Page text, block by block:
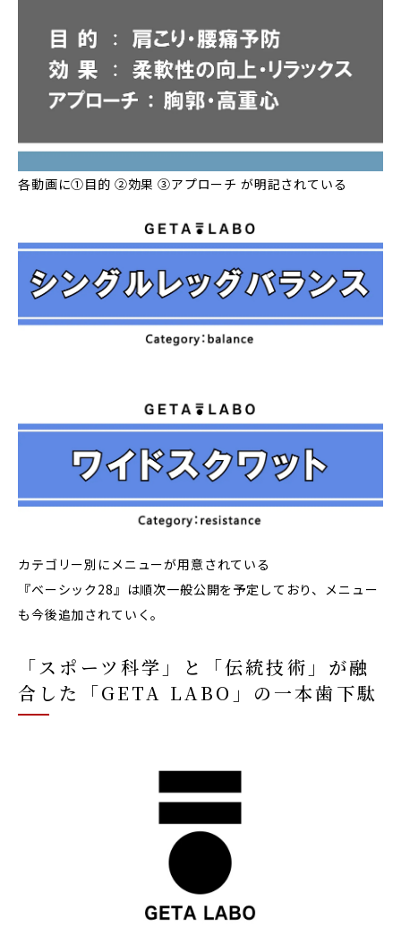
各動画に①目的 ②効果 ③アプローチ が明記されている
カテゴリー別にメニューが用意されている
『ベーシック28』は順次一般公開を予定しており、メニュー
も今後追加されていく。
「スポーツ科学」と「伝統技術」が融
合した「GETA LABO」の一本歯下駄